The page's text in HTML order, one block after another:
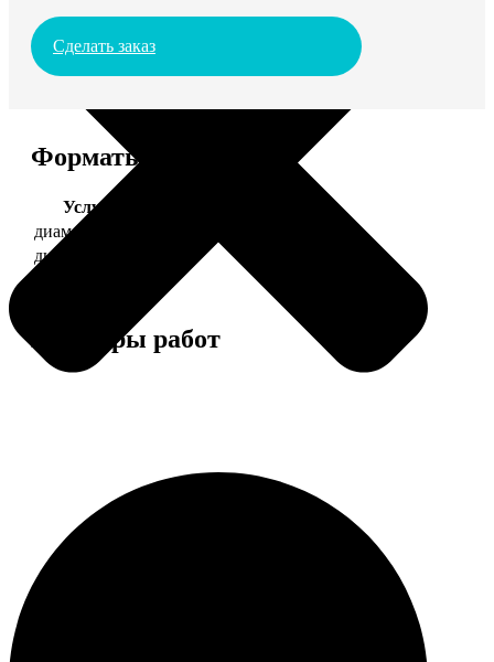
Сделать заказ
Форматы и цены
Услуга
диаметр 37 мм
диаметр 56 мм
Примеры работ